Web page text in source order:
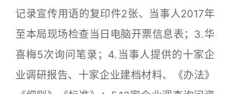
记录宣传用语的复印件2张、当事人2017年
至本局现场检查当日电脑开票信息表；3.华
喜梅5次询问笔录；4.当事人提供的十家企
业调研报告、十家企业建档材料、《办法》